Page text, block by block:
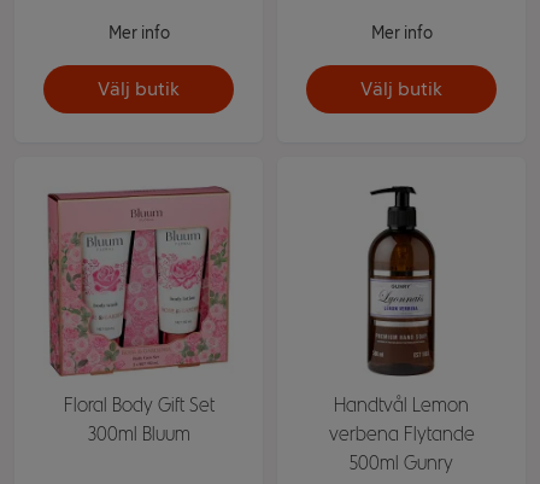
Mer info
Välj butik
Mer info
Välj butik
Floral Body Gift Set
300ml Bluum
Handtvål Lemon
verbena Flytande
500ml Gunry